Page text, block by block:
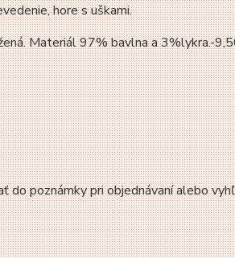
hore s uškami.
Materiál 97% bavlna a 3%lykra.-
poznámky pri objednávaní alebo